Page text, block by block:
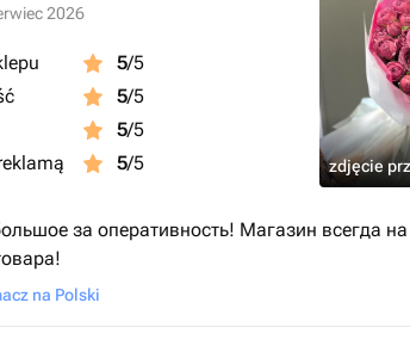
2026
5/5
5/5
5/5
5/5 zdjęcie
за оперативность! Магазин всегда
na Polski